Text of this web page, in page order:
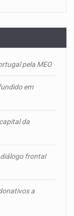
pela MEO
em
da
frontal
a